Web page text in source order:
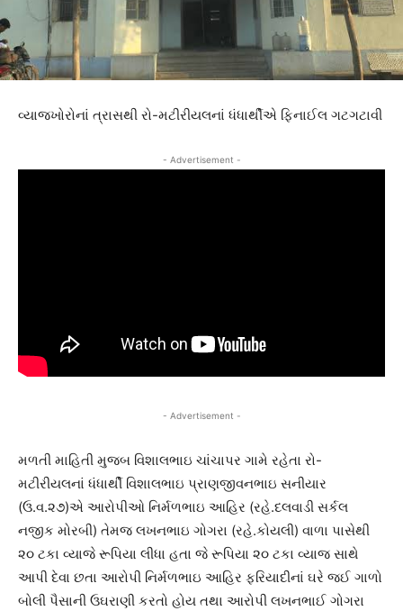
વ્યાજખોરોનાં ત્રાસથી રો-મટીરીયલનાં ધંધાર્થીએ ફિનાઈલ ગટગટાવી
- Advertisement -
- Advertisement -
મળતી માહિતી મુજબ વિશાલભાઇ ચાંચાપર ગામે રહેતા રો-
મટીરીયલનાં ધંધાર્થી વિશાલભાઇ પ્રાણજીવનભાઇ સનીયાર
(ઉ.વ.૨૭)એ આરોપીઓ નિર્મળભાઇ આહિર (રહે.દલવાડી સર્કલ
નજીક મોરબી) તેમજ લખનભાઇ ગોગરા (રહે.કોયલી) વાળા પાસેથી
૨૦ ટકા વ્યાજે રૂપિયા લીધા હતા જે રૂપિયા ૨૦ ટકા વ્યાજ સાથે
આપી દેવા છતા આરોપી નિર્મળભાઇ આહિર ફરિયાદીનાં ઘરે જઈ ગાળો
બોલી પૈસાની ઉઘરાણી કરતો હોય તથા આરોપી લખનભાઈ ગોગરા